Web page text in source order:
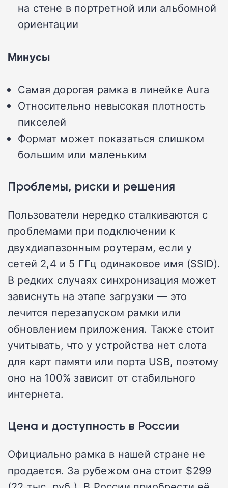
на стене в портретной или альбомной
ориентации
Минусы
Самая дорогая рамка в линейке Aura
Относительно невысокая плотность
пикселей
Формат может показаться слишком
большим или маленьким
Проблемы, риски и решения
Пользователи нередко сталкиваются с
проблемами при подключении к
двухдиапазонным роутерам, если у
сетей 2,4 и 5 ГГц одинаковое имя (SSID).
В редких случаях синхронизация может
зависнуть на этапе загрузки — это
лечится перезапуском рамки или
обновлением приложения. Также стоит
учитывать, что у устройства нет слота
для карт памяти или порта USB, поэтому
оно на 100% зависит от стабильного
интернета.
Цена и доступность в России
Официально рамка в нашей стране не
продается. За рубежом она стоит $299